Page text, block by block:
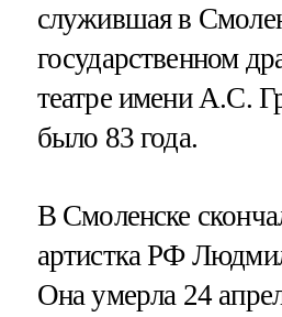
служившая в
государственном
театре имени А.С.
было 83 года.
В Смоленске
артистка РФ
Она умерла 24